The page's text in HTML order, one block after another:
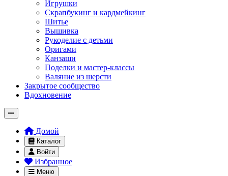
Игрушки
Скрапбукинг и кардмейкинг
Шитье
Вышивка
Рукоделие с детьми
Оригами
Канзаши
Поделки и мастер-классы
Валяние из шерсти
Закрытое сообщество
Вдохновение
Домой
Каталог
Войти
Избранное
Меню